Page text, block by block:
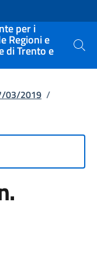
per i
Regioni e
di Trento e Cerca
03/2019 /